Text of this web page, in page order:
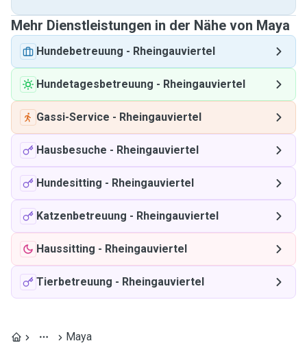
Mehr Dienstleistungen in der Nähe von Maya
Hundebetreuung - Rheingauviertel
Hundetagesbetreuung - Rheingauviertel
Gassi-Service - Rheingauviertel
Hausbesuche - Rheingauviertel
Hundesitting - Rheingauviertel
Katzenbetreuung - Rheingauviertel
Haussitting - Rheingauviertel
Tierbetreuung - Rheingauviertel
Maya